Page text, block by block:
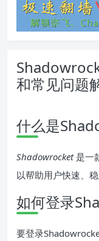
和常见问题
什么是
Shadowrocket是一
以帮助用户快速、
如何登录
要登录